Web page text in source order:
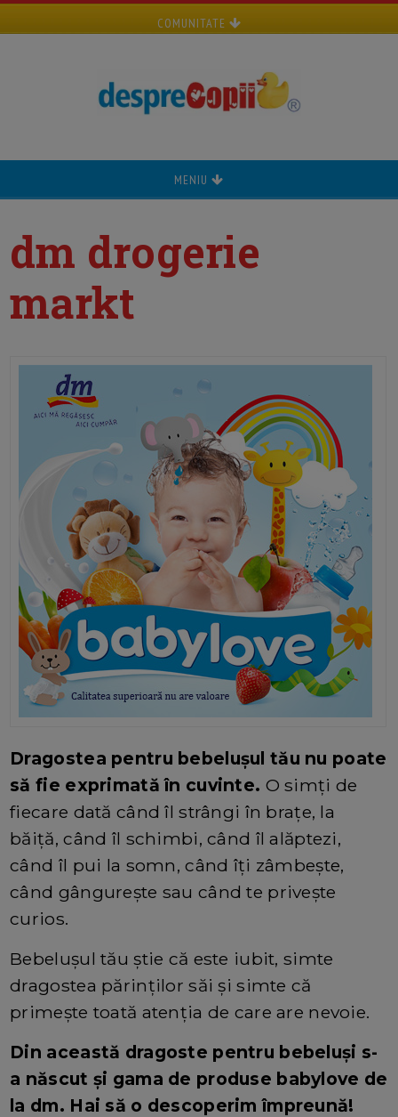
COMUNITATE
MENIU
dm drogerie
markt
Dragostea pentru bebelușul tău nu poate
să fie exprimată în cuvinte. O simți de
fiecare dată când îl strângi în brațe, la
băiță, când îl schimbi, când îl alăptezi,
când îl pui la somn, când îți zâmbește,
când gângurește sau când te privește
curios.
Bebelușul tău știe că este iubit, simte
dragostea părinților săi și simte că
primește toată atenția de care are nevoie.
Din această dragoste pentru bebeluși s-
a născut și gama de produse babylove de
la dm. Hai să o descoperim împreună!